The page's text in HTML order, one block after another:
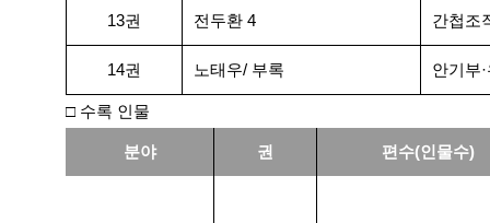
13권 전두환 4 간첩조
14권 노태우/ 부록 안기부
□ 수록 인물
분야 권 편수(인물수)